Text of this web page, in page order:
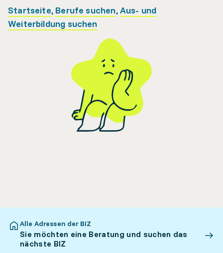
Startseite, Berufe suchen,Aus- und
Weiterbildung suchen
Alle Adressen der BIZ
Sie möchten eine Beratung und suchen das
nächste BIZ